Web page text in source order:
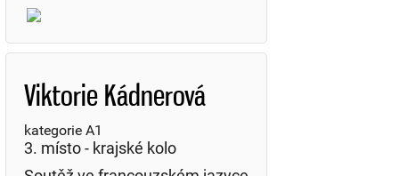
Viktorie Kádnerová
kategorie A1
3. místo - krajské kolo